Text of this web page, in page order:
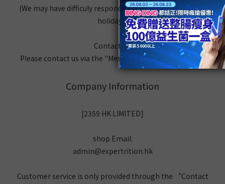
(We may have difficuly responding during weekends and
holidays)
Contact Us
Please contact us via the "Message" icon on the header
Company Information
[2359 HK LIMITED]
shop Email:
admin@expertrition.hk
Customer service is only provided through the “Contact